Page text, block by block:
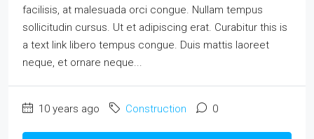
facilisis, at malesuada orci congue. Nullam tempus
sollicitudin cursus. Ut et adipiscing erat. Curabitur this is
a text link libero tempus congue. Duis mattis laoreet
neque, et ornare neque...
10 years ago Construction 0